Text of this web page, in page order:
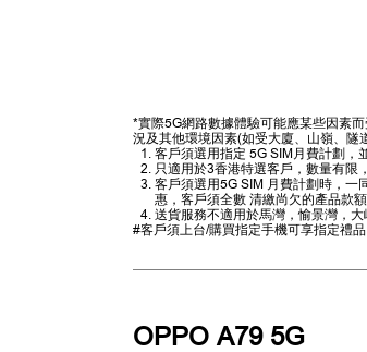
*實際5G網路數據體驗可能應某些因素
況及其他環境因素(如受大廈、山嶺、隧
客戶須選用指定 5G SIM月費計劃，
只適用於3香港特選客戶，數量有限
客戶須選用5G SIM 月費計劃時，一
惠，客戶須全數 清繳尚欠的產品款
送貨服務不適用於馬灣，愉景灣，大
#客戶須上台/購買指定手機可享指定禮
OPPO A79 5G